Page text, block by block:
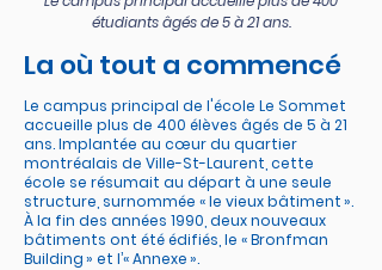
étudiants âgés de 5 à 21 ans.
La où tout a commencé
Le campus principal de l'école Le Sommet
accueille plus de 400 élèves âgés de 5 à 21
ans. Implantée au cœur du quartier
montréalais de Ville-St-Laurent, cette
école se résumait au départ à une seule
structure, surnommée « le vieux bâtiment ».
À la fin des années 1990, deux nouveaux
bâtiments ont été édifiés, le « Bronfman
Building » et l’« Annexe ».